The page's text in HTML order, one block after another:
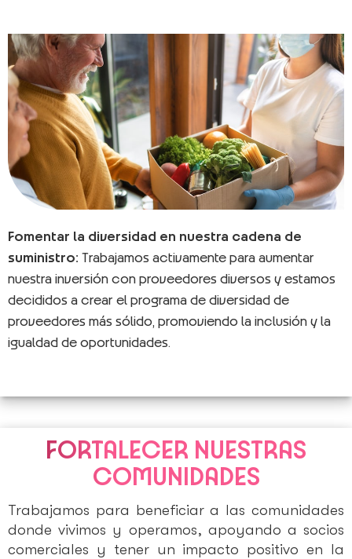
Fomentar la diversidad en nuestra cadena de
suministro: Trabajamos activamente para aumentar
nuestra inversión con proveedores diversos y estamos
decididos a crear el programa de diversidad de
proveedores más sólido, promoviendo la inclusión y la
igualdad de oportunidades.
FORTALECER NUESTRAS
COMUNIDADES
Trabajamos para beneficiar a las comunidades
donde vivimos y operamos, apoyando a socios
comerciales y tener un impacto positivo en la